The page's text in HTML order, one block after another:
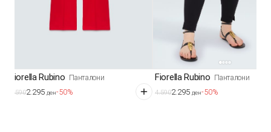
Fiorella Rubino Панталони
4.5902.295 ден-50%
Fiorella Rubino Панталони
4.5902.295 ден-50%